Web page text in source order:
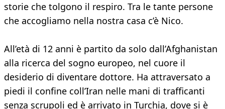
storie che tolgono il respiro. Tra le tante persone
che accogliamo nella nostra casa c’è Nico.
All’età di 12 anni è partito da solo dall’Afghanistan
alla ricerca del sogno europeo, nel cuore il
desiderio di diventare dottore. Ha attraversato a
piedi il confine coll’Iran nelle mani di trafficanti
senza scrupoli ed è arrivato in Turchia, dove si è